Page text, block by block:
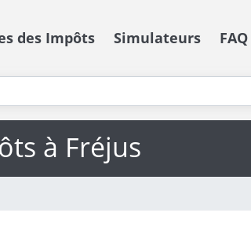
des Impôts Simulateurs FAQ
à Fréjus